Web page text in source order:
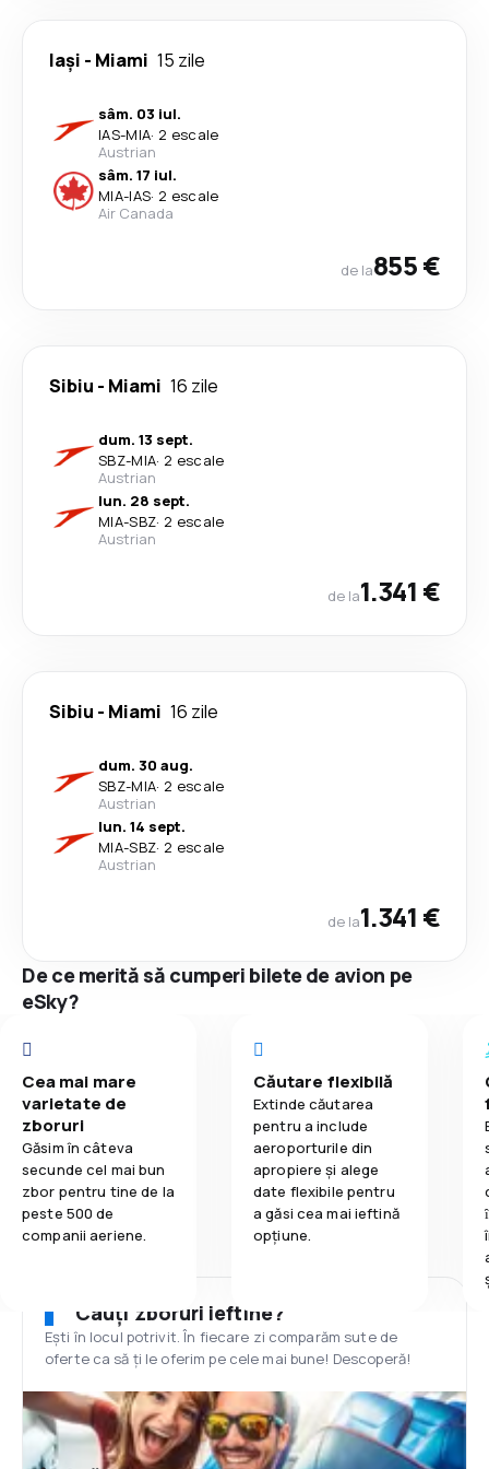
Iași - Miami 15 zile
sâm. 03 iul.
IAS-MIA· 2 escale
Austrian
sâm. 17 iul.
MIA-IAS· 2 escale
Air Canada
de la855 €
Sibiu - Miami 16 zile
dum. 13 sept.
SBZ-MIA· 2 escale
Austrian
lun. 28 sept.
MIA-SBZ· 2 escale
Austrian
de la1.341 €
Sibiu - Miami 16 zile
dum. 30 aug.
SBZ-MIA· 2 escale
Austrian
lun. 14 sept.
MIA-SBZ· 2 escale
Austrian
de la1.341 €
De ce merită să cumperi bilete de avion pe
eSky?
Cea mai mare
varietate de
zboruri
Găsim în câteva
secunde cel mai bun
zbor pentru tine de la
peste 500 de
companii aeriene.
Căutare flexibilă
Extinde căutarea
pentru a include
aeroporturile din
apropiere și alege
date flexibile pentru
a găsi cea mai ieftină
opțiune.
Cauți zboruri ieftine?
Ești în locul potrivit. În fiecare zi comparăm sute de
oferte ca să ți le oferim pe cele mai bune! Descoperă!